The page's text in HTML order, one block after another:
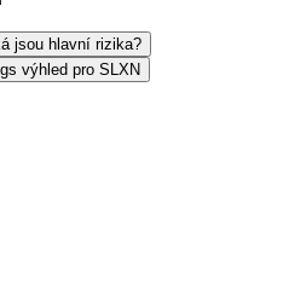
jsou hlavní rizika?
výhled pro SLXN